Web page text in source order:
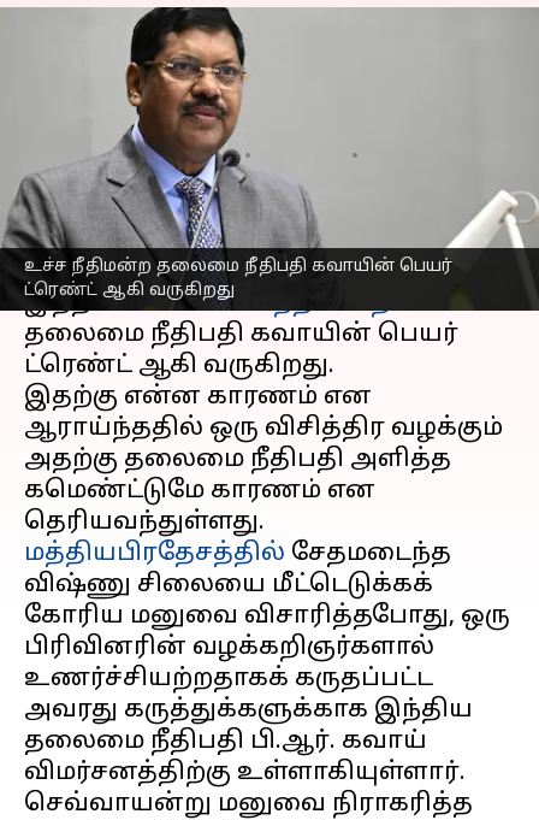
உச்ச நீதிமன்ற தலைமை நீதிபதி கவாயின் பெயர்
ட்ரெண்ட் ஆகி வருகிறது
திடீரென X-இல் ட்ரெண்ட்
ஆன தலைமை நீதிபதி
கவாய்; என்ன காரணம்?
எழுதியவர் Venkatalakshmi V
செய்தி முன்னோட்டம்
இன்று காலை முதல் X -இல்
இந்தியாவின்உச்ச நீதிமன்ற
தலைமை நீதிபதி கவாயின் பெயர்
ட்ரெண்ட் ஆகி வருகிறது.
இதற்கு என்ன காரணம் என
ஆராய்ந்ததில் ஒரு விசித்திர வழக்கும்
அதற்கு தலைமை நீதிபதி அளித்த
கமெண்ட்டுமே காரணம் என
மத்தியபிரதேசத்தில் சேதமடைந்த
விஷ்ணு சிலையை மீட்டெடுக்கக்
கோரிய மனுவை விசாரித்தபோது, ​​ஒரு
பிரிவினரின் வழக்கறிஞர்களால்
உணர்ச்சியற்றதாகக் கருதப்பட்ட
அவரது கருத்துக்களுக்காக இந்திய
தலைமை நீதிபதி பி.ஆர். கவாய்
விமர்சனத்திற்கு உள்ளாகியுள்ளார்.
செவ்வாயன்று மனுவை நிராகரித்த